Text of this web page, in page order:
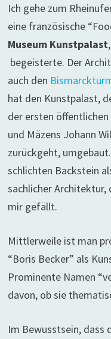
Ich gehe zum
eine französische
Museum Kunstpalast
begeisterte. Der
auch den
hat den Kunstpalast,
der ersten
und Mäzens Johann
zurückgeht,
schlichten Backstein
sachlicher Architektur,
mir gefällt.
Mittlerweile ist man
“Boris Becker” als
Prominente Namen
davon, ob sie
Im Bewusstsein, dass